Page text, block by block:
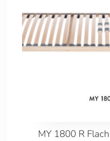
MY 1800 R